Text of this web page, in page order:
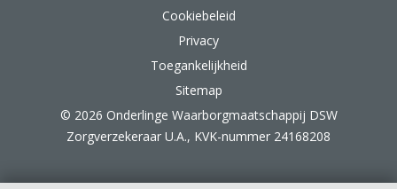
Cookiebeleid
Privacy
Toegankelijkheid
Sitemap
© 2026 Onderlinge Waarborgmaatschappij DSW
Zorgverzekeraar U.A., KVK-nummer 24168208